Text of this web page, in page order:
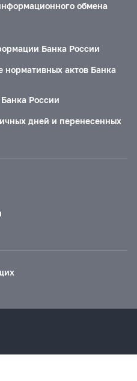
обмена
Банка России
нормативных актов Банка
России
дней и перенесенных